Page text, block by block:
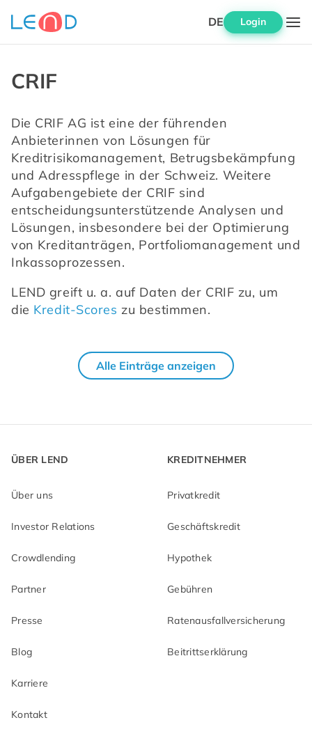
DE Login
CRIF
Die CRIF AG ist eine der führenden
Anbieterinnen von Lösungen für
Kreditrisikomanagement, Betrugsbekämpfung
und Adresspflege in der Schweiz. Weitere
Aufgabengebiete der CRIF sind
entscheidungsunterstützende Analysen und
Lösungen, insbesondere bei der Optimierung
von Kreditanträgen, Portfoliomanagement und
Inkassoprozessen.
LEND greift u. a. auf Daten der CRIF zu, um
die Kredit-Scores zu bestimmen.
Alle Einträge anzeigen
ÜBER LEND
Über uns
Investor Relations
Crowdlending
Partner
Presse
Blog
Karriere
Kontakt
KREDITNEHMER
Privatkredit
Geschäftskredit
Hypothek
Gebühren
Ratenausfallversicherung
Beitrittserklärung